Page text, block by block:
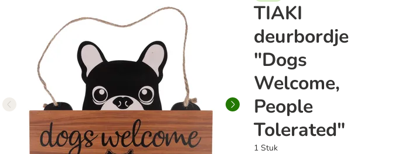
TIAKI
deurbordje
"Dogs
Welcome,
People
Tolerated"
1 Stuk